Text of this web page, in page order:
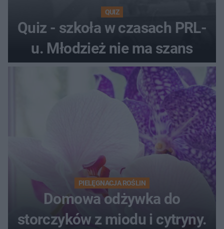
QUIZ
Quiz - szkoła w czasach PRL-
u. Młodzież nie ma szans
PIELĘGNACJA ROŚLIN
Domowa odżywka do
storczyków z miodu i cytryny.